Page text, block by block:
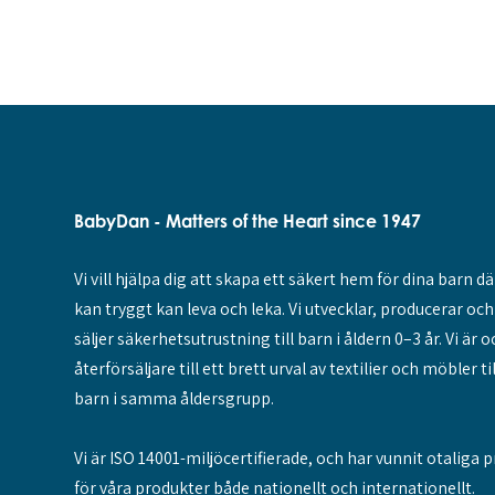
BabyDan - Matters of the Heart since 1947
Vi vill hjälpa dig att skapa ett säkert hem för dina barn
kan tryggt kan leva och leka. Vi utvecklar, producerar och
säljer säkerhetsutrustning till barn i åldern 0–3 år. Vi är
återförsäljare till ett brett urval av textilier och möbler
barn i samma åldersgrupp.
Vi är ISO 14001-miljöcertifierade, och har vunnit otaliga
för våra produkter både nationellt och internationellt.